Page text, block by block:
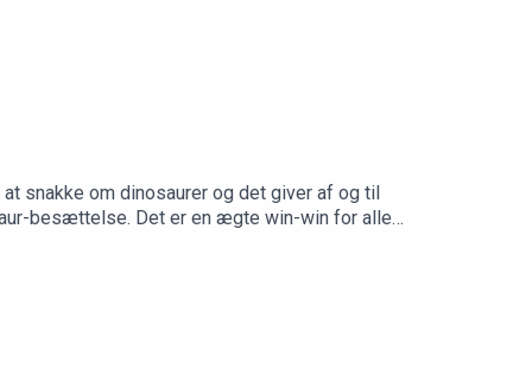
snakke om dinosaurer og det giver af og til
besættelse. Det er en ægte win-win for alle
kernelyttere
videnskab eller stil et spørgsmål på